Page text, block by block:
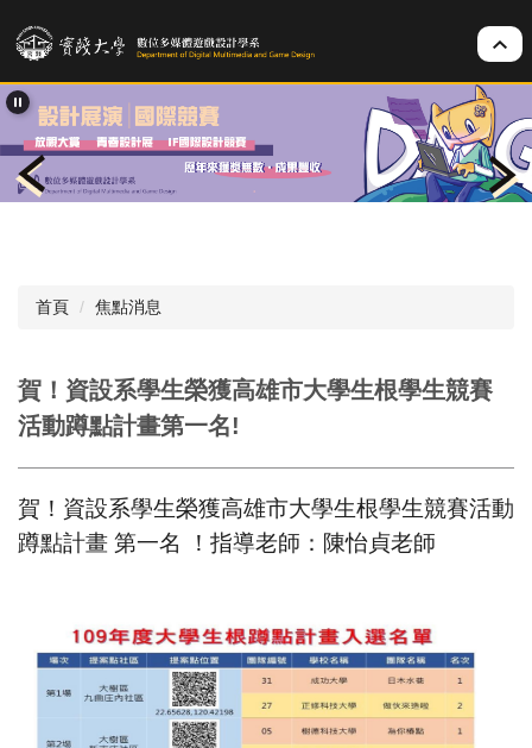
到
要
內
容
區
首頁 焦點消息
賀！資設系學生榮獲高雄市大學生根學生競賽
活動蹲點計畫第一名!
賀！資設系學生榮獲高雄市大學生根學生競賽活動
蹲點計畫 第一名 ！指導老師：陳怡貞老師